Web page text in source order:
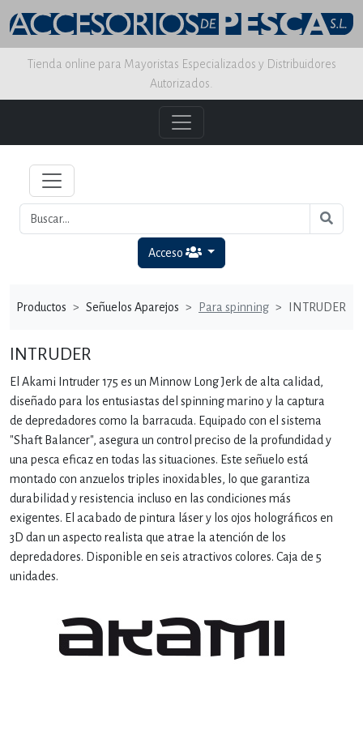
Tienda online para Mayoristas Especializados y Distribuidores
Autorizados.
Acceso
Productos Señuelos Aparejos Para spinning INTRUDER
INTRUDER
El Akami Intruder 175 es un Minnow Long Jerk de alta calidad,
diseñado para los entusiastas del spinning marino y la captura
de depredadores como la barracuda. Equipado con el sistema
"Shaft Balancer", asegura un control preciso de la profundidad y
una pesca eficaz en todas las situaciones. Este señuelo está
montado con anzuelos triples inoxidables, lo que garantiza
durabilidad y resistencia incluso en las condiciones más
exigentes. El acabado de pintura láser y los ojos holográficos en
3D dan un aspecto realista que atrae la atención de los
depredadores. Disponible en seis atractivos colores. Caja de 5
unidades.